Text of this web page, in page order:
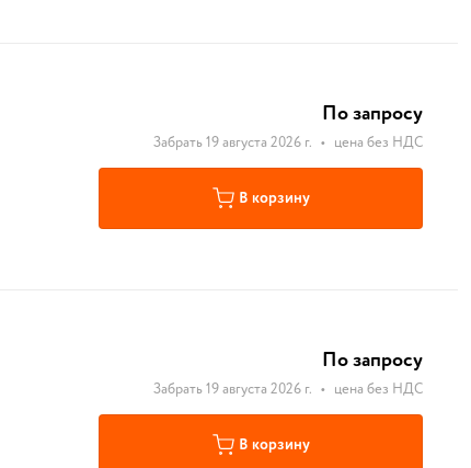
По запросу
Забрать 19 августа 2026 г. • цена без НДС
В корзину
По запросу
Забрать 19 августа 2026 г. • цена без НДС
В корзину